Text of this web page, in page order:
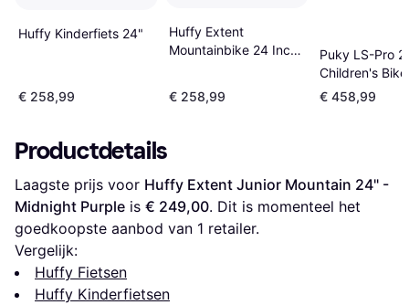
Huffy Kinderfiets 24"
€ 258,99
Huffy Extent
Mountainbike 24 Inch
€ 258,99
Puky LS-Pro
Children's Bike
€ 458,99
Productdetails
Laagste prijs voor Huffy Extent Junior Mountain 24" -
Midnight Purple is € 249,00. Dit is momenteel het
goedkoopste aanbod van 1 retailer.
Vergelijk:
Huffy Fietsen
Huffy Kinderfietsen